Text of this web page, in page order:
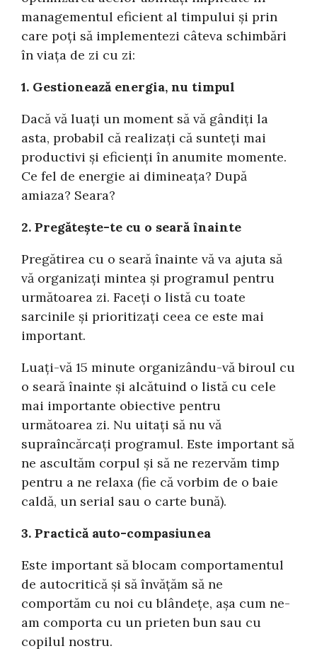
managementul eficient al timpului și prin
care poți să implementezi câteva schimbări
în viața de zi cu zi:
1. Gestionează energia, nu timpul
Dacă vă luați un moment să vă gândiți la
asta, probabil că realizați că sunteți mai
productivi și eficienți în anumite momente.
Ce fel de energie ai dimineața? După
amiaza? Seara?
2. Pregătește-te cu o seară înainte
Pregătirea cu o seară înainte vă va ajuta să
vă organizați mintea și programul pentru
următoarea zi. Faceți o listă cu toate
sarcinile și prioritizați ceea ce este mai
important.
Luați-vă 15 minute organizându-vă biroul cu
o seară înainte și alcătuind o listă cu cele
mai importante obiective pentru
următoarea zi. Nu uitați să nu vă
supraîncărcați programul. Este important să
ne ascultăm corpul și să ne rezervăm timp
pentru a ne relaxa (fie că vorbim de o baie
caldă, un serial sau o carte bună).
3. Practică auto-compasiunea
Este important să blocam comportamentul
de autocritică și să învățăm să ne
comportăm cu noi cu blândețe, așa cum ne-
am comporta cu un prieten bun sau cu
copilul nostru.